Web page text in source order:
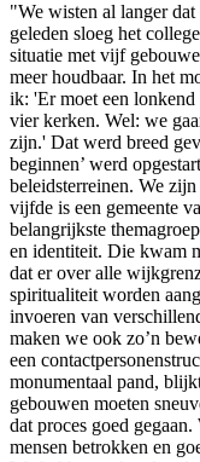
"We wisten al langer dat
geleden sloeg het
situatie met vijf
meer houdbaar. In het
ik: 'Er moet een lonkend
vier kerken. Wel: we
zijn.' Dat werd breed
beginnen’ werd
beleidsterreinen. We
vijfde is een gemeente
belangrijkste
en identiteit. Die kwam
dat er over alle
spiritualiteit worden
invoeren van
maken we ook zo’n
een
monumentaal pand,
gebouwen moeten
dat proces goed
mensen betrokken en